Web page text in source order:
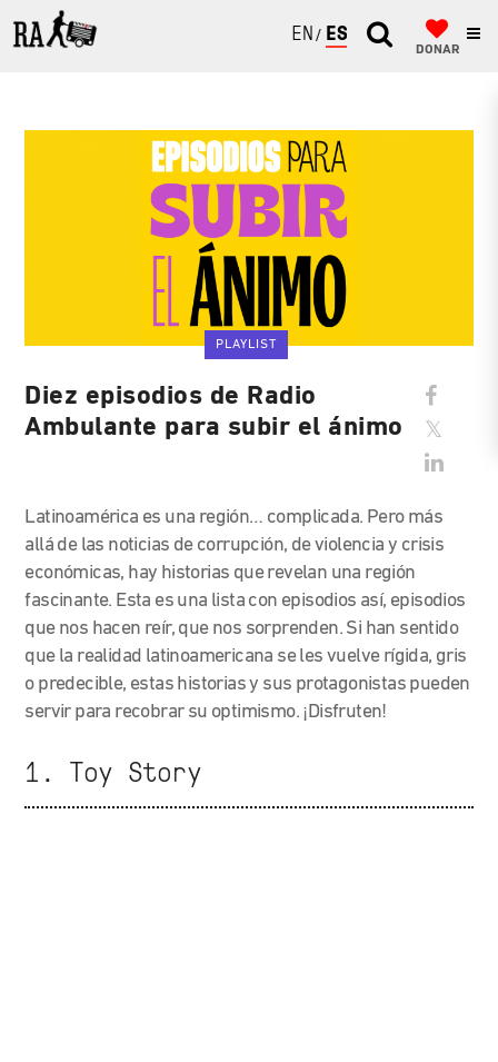
ENGLISH
ESPAÑOL
DONAR
PLAYLIST
Diez episodios de Radio
Ambulante para subir el ánimo
Latinoamérica es una región… complicada. Pero más
allá de las noticias de corrupción, de violencia y crisis
económicas, hay historias que revelan una región
fascinante. Esta es una lista con episodios así, episodios
que nos hacen reír, que nos sorprenden. Si han sentido
que la realidad latinoamericana se les vuelve rígida, gris
o predecible, estas historias y sus protagonistas pueden
servir para recobrar su optimismo. ¡Disfruten!
1. Toy Story